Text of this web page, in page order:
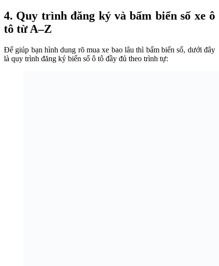
4. Quy trình đăng ký và bấm biển số xe ô
tô từ A–Z
Để giúp bạn hình dung rõ mua xe bao lâu thì bấm biển số, dưới đây
là quy trình đăng ký biển số ô tô đầy đủ theo trình tự: